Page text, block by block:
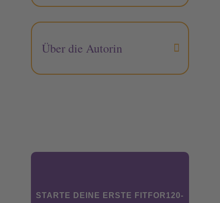
Über die Autorin
STARTE DEINE ERSTE FITFOR120-